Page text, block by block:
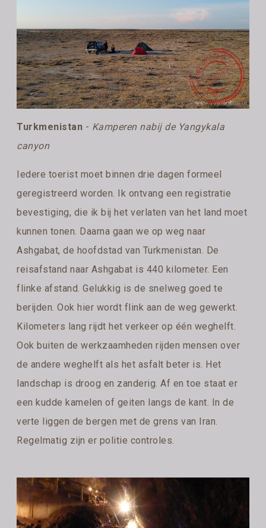
Turkmenistan - Kamperen nabij de Yangykala
canyon
Iedere toerist moet binnen drie dagen formeel
geregistreerd worden. Ik ontvang een registratie
bevestiging, die ik bij het verlaten van het land moet
kunnen tonen. Daarna gaan we op weg naar
Ashgabat, de hoofdstad van Turkmenistan. De
reisafstand naar Ashgabat is 440 kilometer. Een
flinke afstand. Gelukkig is de snelweg goed te
berijden. Ook hier wordt flink aan de weg gewerkt.
Kilometers lang rijdt het verkeer op één weghelft.
Ook buiten de werkzaamheden rijden mensen over
de andere weghelft als het asfalt beter is. Het
landschap is droog en zanderig. Af en toe staat er
een kudde kamelen of geiten langs de kant. In de
verte liggen de bergen met de grens van Iran.
Regelmatig zijn er politie controles.